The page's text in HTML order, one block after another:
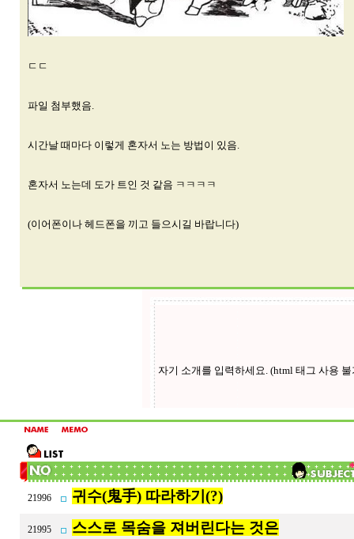
ㄷㄷ
파일 첨부했음.
시간날 때마다 이렇게 혼자서 노는 방법이 있음.
혼자서 노는데 도가 트인 것 같음 ㅋㅋㅋㅋ
(이어폰이나 헤드폰을 끼고 들으시길 바랍니다)
21996 귀수(鬼手) 따라하기(?)
21995 스스로 목숨을 져버린다는 것은